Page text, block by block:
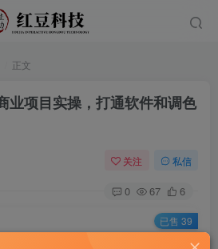
正文
业项目实操，打通软件和调色
关注 私信
0 67 6
已售 39